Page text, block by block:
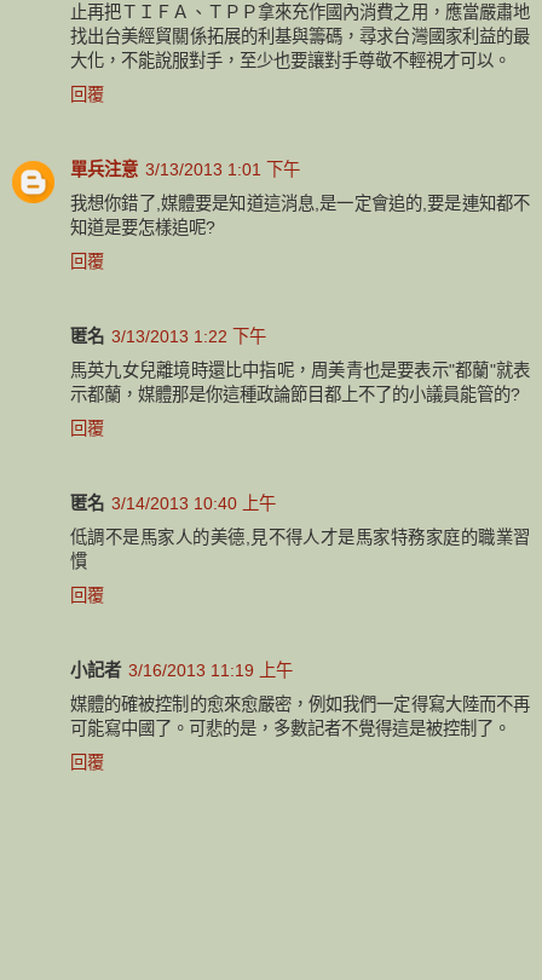
止再把ＴＩＦＡ、ＴＰＰ拿來充作國內消費之用，應當嚴肅地
找出台美經貿關係拓展的利基與籌碼，尋求台灣國家利益的最
大化，不能說服對手，至少也要讓對手尊敬不輕視才可以。
回覆
單兵注意 3/13/2013 1:01 下午
我想你錯了,媒體要是知道這消息,是一定會追的,要是連知都不
知道是要怎樣追呢?
回覆
匿名 3/13/2013 1:22 下午
馬英九女兒離境時還比中指呢，周美青也是要表示"都蘭"就表
示都蘭，媒體那是你這種政論節目都上不了的小議員能管的?
回覆
匿名 3/14/2013 10:40 上午
低調不是馬家人的美德,見不得人才是馬家特務家庭的職業習
慣
回覆
小記者 3/16/2013 11:19 上午
媒體的確被控制的愈來愈嚴密，例如我們一定得寫大陸而不再
可能寫中國了。可悲的是，多數記者不覺得這是被控制了。
回覆